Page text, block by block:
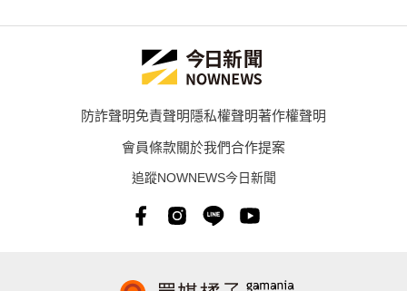
防詐聲明免責聲明隱私權聲明著作權聲明
會員條款關於我們合作提案
追蹤NOWNEWS今日新聞